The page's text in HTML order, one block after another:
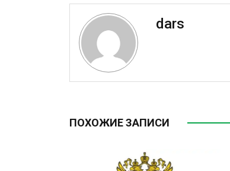
dars
ПОХОЖИЕ ЗАПИСИ